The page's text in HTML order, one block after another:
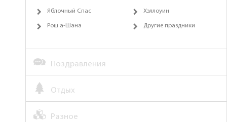
Яблочный Спас Хэллоуин
Рош а-Шана Другие праздники
Поздравления
Отдых
Разное